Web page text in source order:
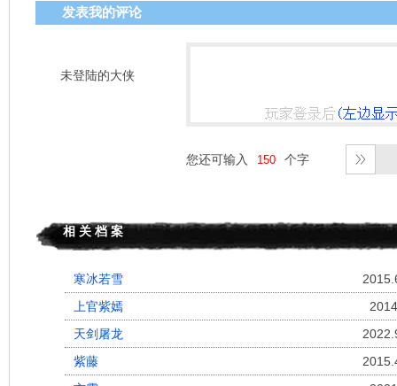
发表我的评论
未登陆的大侠
您还可输入 个字
相 关 档 案
寒冰若雪
上官紫嫣
天剑屠龙
紫藤